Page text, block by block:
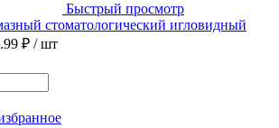
Быстрый просмотр
стоматологический игловидный
₽ / шт